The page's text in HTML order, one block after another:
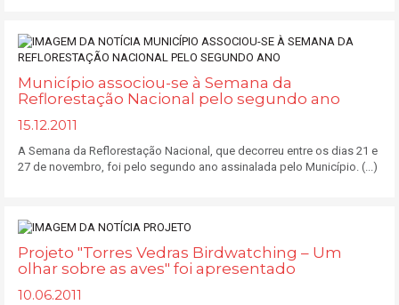
Município associou-se à Semana da
Reflorestação Nacional pelo segundo ano
15.12.2011
A Semana da Reflorestação Nacional, que decorreu entre os dias 21 e
27 de novembro, foi pelo segundo ano assinalada pelo Município. (...)
Projeto "Torres Vedras Birdwatching – Um
olhar sobre as aves" foi apresentado
10.06.2011